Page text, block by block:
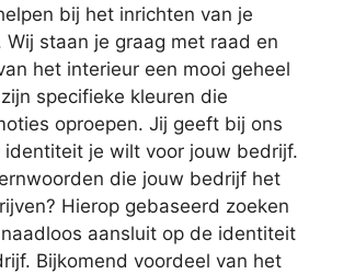
bij het inrichten van je
Wij staan je graag met raad en
het interieur een mooi geheel
specifieke kleuren die
oproepen. Jij geeft bij ons
identiteit je wilt voor jouw bedrijf.
die jouw bedrijf het
Hierop gebaseerd zoeken
aansluit op de identiteit
Bijkomend voordeel van het